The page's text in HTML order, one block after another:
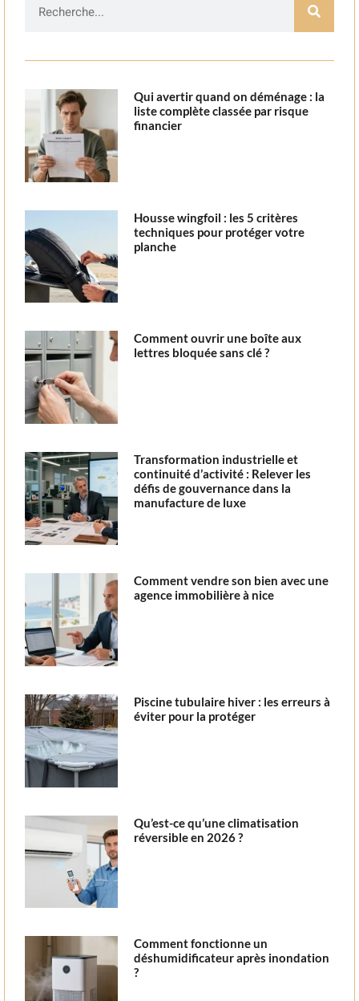
Qui avertir quand on déménage : la
liste complète classée par risque
financier
Housse wingfoil : les 5 critères
techniques pour protéger votre
planche
Comment ouvrir une boîte aux
lettres bloquée sans clé ?
Transformation industrielle et
continuité d’activité : Relever les
défis de gouvernance dans la
manufacture de luxe
Comment vendre son bien avec une
agence immobilière à nice
Piscine tubulaire hiver : les erreurs à
éviter pour la protéger
Qu’est-ce qu’une climatisation
réversible en 2026 ?
Comment fonctionne un
déshumidificateur après inondation
?